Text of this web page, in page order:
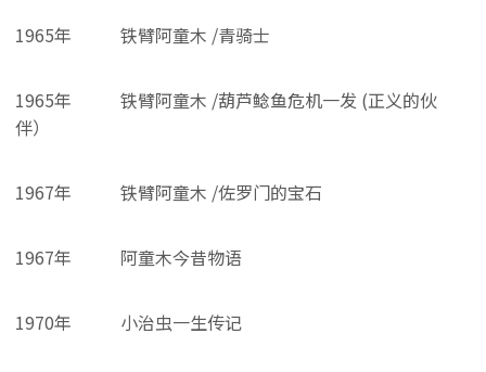
1965年 铁臂阿童木 /青骑士
1965年
铁臂阿童木 /葫芦鲶鱼危机一发 (正义的伙
伴）
1967年 铁臂阿童木 /佐罗门的宝石
1967年 阿童木今昔物语
1970年 小治虫一生传记